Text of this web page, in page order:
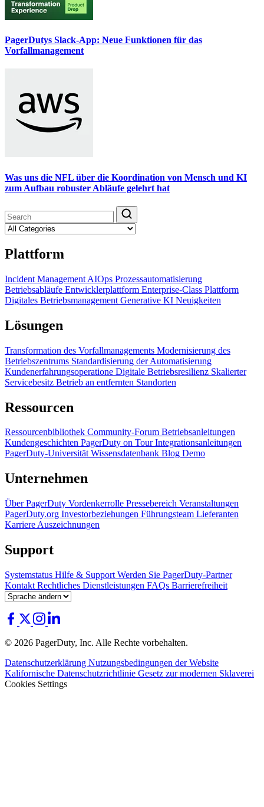
PagerDutys Slack-App: Neue Funktionen für das
Vorfallmanagement
Was uns die NFL über die Koordination von Mensch und KI
zum Aufbau robuster Abläufe gelehrt hat
Plattform
Incident Management AIOps Prozessautomatisierung
Betriebsabläufe Entwicklerplattform Enterprise-Class Plattform
Digitales Betriebsmanagement Generative KI Neuigkeiten
Lösungen
Transformation des Vorfallmanagements Modernisierung des
Betriebszentrums Standardisierung der Automatisierung
Kundenerfahrungsoperatione Digitale Betriebsresilienz Skalierter
Servicebesitz Betrieb an entfernten Standorten
Ressourcen
Ressourcenbibliothek Community-Forum Betriebsanleitungen
Kundengeschichten PagerDuty on TourIntegrationsanleitungen
PagerDuty-UniversitätWissensdatenbank Blog Demo
Unternehmen
Über PagerDuty Vordenkerrolle Pressebereich Veranstaltungen
PagerDuty.org Investorbeziehungen Führungsteam Lieferanten
Karriere Auszeichnungen
Support
Systemstatus Hilfe & Support Werden Sie PagerDuty-Partner
Kontakt Rechtliches Dienstleistungen FAQs Barrierefreiheit
© 2026 PagerDuty, Inc. Alle Rechte vorbehalten.
Datenschutzerklärung Nutzungsbedingungen der Website
Kalifornische Datenschutzrichtlinie Gesetz zur modernen Sklaverei
Cookies Settings